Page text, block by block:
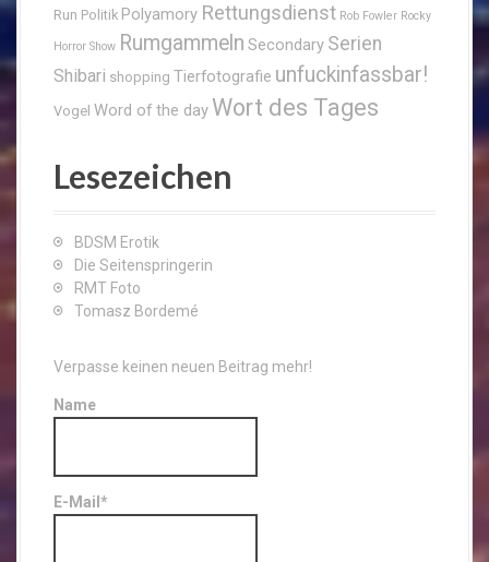
Run Politik Polyamory Rettungsdienst Rob Fowler Rocky
Horror Show Rumgammeln Secondary Serien
Shibari shopping Tierfotografie unfuckinfassbar!
Vogel Word of the day Wort des Tages
Lesezeichen
BDSM Erotik
Die Seitenspringerin
RMT Foto
Tomasz Bordemé
Verpasse keinen neuen Beitrag mehr!
Name
E-Mail*